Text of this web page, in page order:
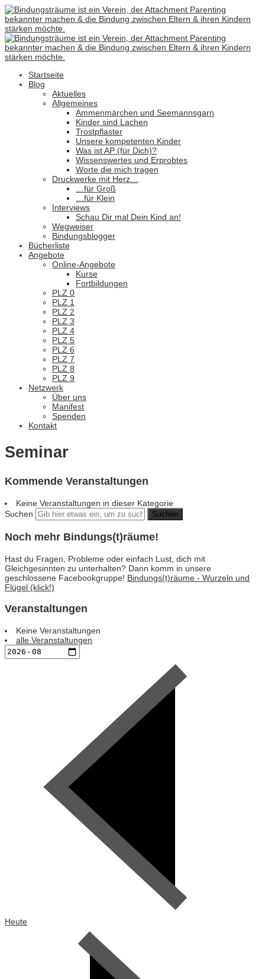
Startseite
Blog
Aktuelles
Allgemeines
Ammenmärchen und Seemannsgarn
Kinder sind Lachen
Trostpflaster
Unsere kompetenten Kinder
Was ist AP (für Dich)?
Wissenswertes und Erprobtes
Worte die mich tragen
Druckwerke mit Herz…
…für Groß
…für Klein
Interviews
Schau Dir mal Dein Kind an!
Wegweiser
Bindungsblogger
Bücherliste
Angebote
Online-Angebote
Kurse
Fortbildungen
PLZ 0
PLZ 1
PLZ 2
PLZ 3
PLZ 4
PLZ 5
PLZ 6
PLZ 7
PLZ 8
PLZ 9
Netzwerk
Über uns
Manifest
Spenden
Kontakt
Seminar
Kommende Veranstaltungen
Keine Veranstaltungen in dieser Kategorie
Suchen
Noch mehr Bindungs(t)räume!
Hast du Fragen, Probleme oder einfach Lust, dich mit
Gleichgesinnten zu unterhalten? Dann komm in unsere
geschlossene Facebookgruppe! Bindungs(t)räume - Wurzeln und
Flügel (klick!)
Veranstaltungen
Keine Veranstaltungen
alle Veranstaltungen
Heute